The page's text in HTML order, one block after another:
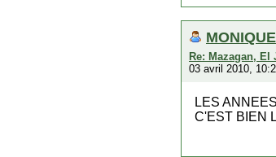
Re: Mazagan,
03 avril 2010,
LES
C'EST BIEN